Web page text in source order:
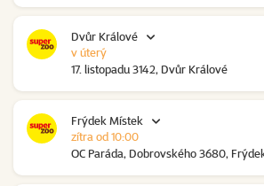
Dvůr Králové
17. listopadu 3142, Dvůr Králové
v úterý
Frýdek Místek
OC Paráda, Dobrovského 3680,
zítra od 10:00